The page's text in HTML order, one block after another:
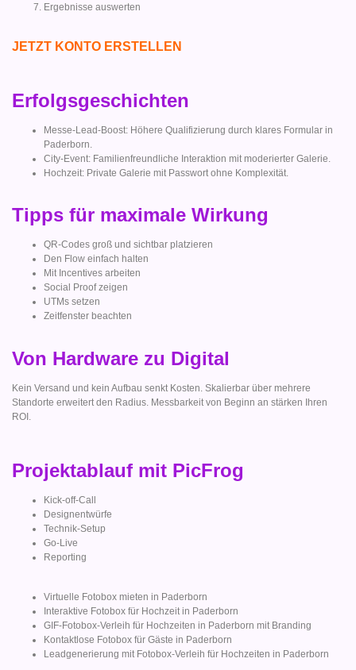
Ergebnisse auswerten
JETZT KONTO ERSTELLEN
Erfolgsgeschichten
Messe-Lead-Boost: Höhere Qualifizierung durch klares Formular in
Paderborn.
City-Event: Familienfreundliche Interaktion mit moderierter Galerie.
Hochzeit: Private Galerie mit Passwort ohne Komplexität.
Tipps für maximale Wirkung
QR-Codes groß und sichtbar platzieren
Den Flow einfach halten
Mit Incentives arbeiten
Social Proof zeigen
UTMs setzen
Zeitfenster beachten
Von Hardware zu Digital
Kein Versand und kein Aufbau senkt Kosten. Skalierbar über mehrere
Standorte erweitert den Radius. Messbarkeit von Beginn an stärken Ihren
ROI.
Projektablauf mit PicFrog
Kick-off-Call
Designentwürfe
Technik-Setup
Go-Live
Reporting
Virtuelle Fotobox mieten in Paderborn
Interaktive Fotobox für Hochzeit in Paderborn
GIF-Fotobox-Verleih für Hochzeiten in Paderborn mit Branding
Kontaktlose Fotobox für Gäste in Paderborn
Leadgenerierung mit Fotobox-Verleih für Hochzeiten in Paderborn